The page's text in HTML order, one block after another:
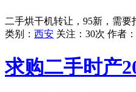
二手烘干机转让，95新，需要
类别： 西安 关注：30次 作者：
求购二手时产